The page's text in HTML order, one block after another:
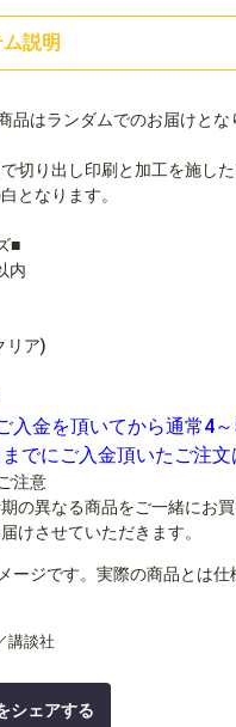
説明
品はランダムでのお届けとな
切り出し印刷と加工を施し
となります。
■
内
リア)
入金を頂いてから通常4
でにご入金頂いたご注文
注意
期の異なる商品をご一緒にお
けさせていただきます。
ージです。実際の商品とは
講談社
シェアする